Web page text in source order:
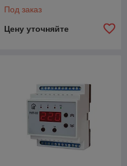
Под заказ
Цену уточняйте